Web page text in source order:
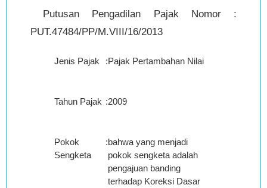
Putusan Pengadilan Pajak Nomor :
PUT.47484/PP/M.VIII/16/2013
Jenis Pajak :Pajak Pertambahan Nilai
Tahun Pajak :2009
Pokok
Sengketa
:bahwa yang menjadi
pokok sengketa adalah
pengajuan banding
terhadap Koreksi Dasar